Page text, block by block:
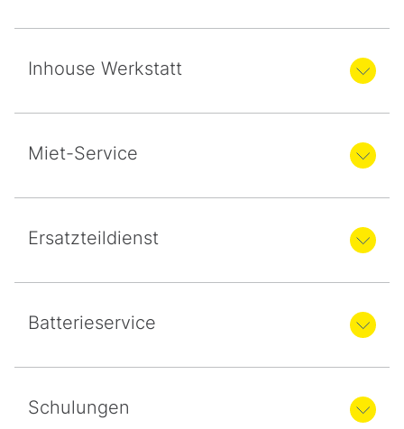
Inhouse Werkstatt
Miet-Service
Ersatzteildienst
Batterieservice
Schulungen